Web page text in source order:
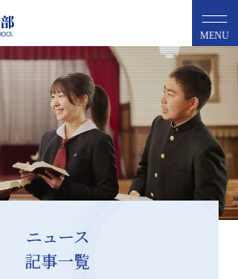
MENU
ニュース
記事一覧